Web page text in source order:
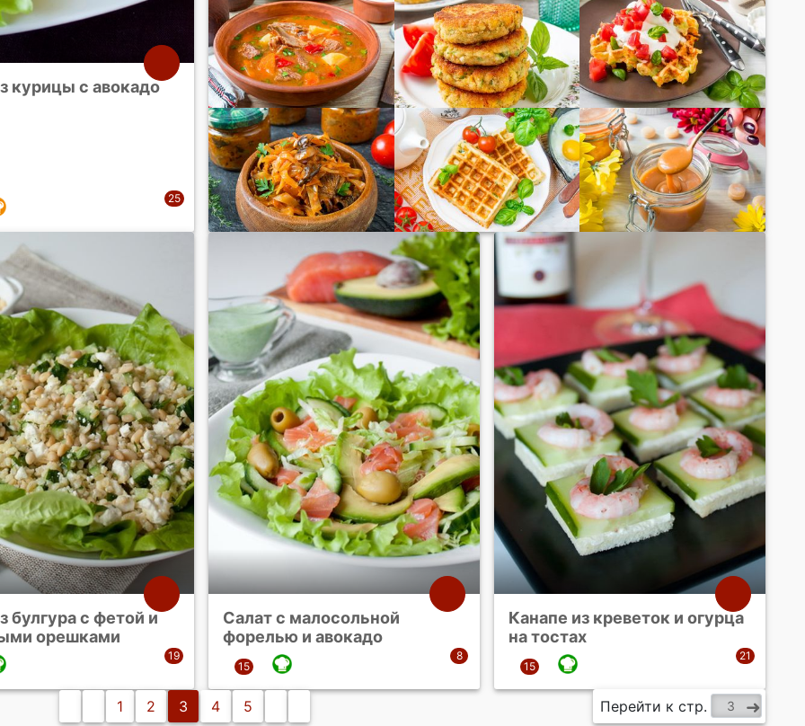
курицы с авокадо
булгура с фетой и
орешками
Салат с малосольной
форелью и авокадо
Канапе из креветок и огурца
на тостах
1 2 3 4 5 Перейти к стр.